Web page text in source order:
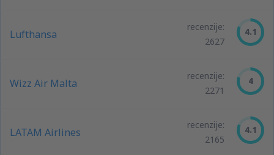
Lufthansa
recenzije:
2627
4.1
Wizz Air Malta
recenzije:
2271
4
LATAM Airlines
recenzije:
2165
4.1